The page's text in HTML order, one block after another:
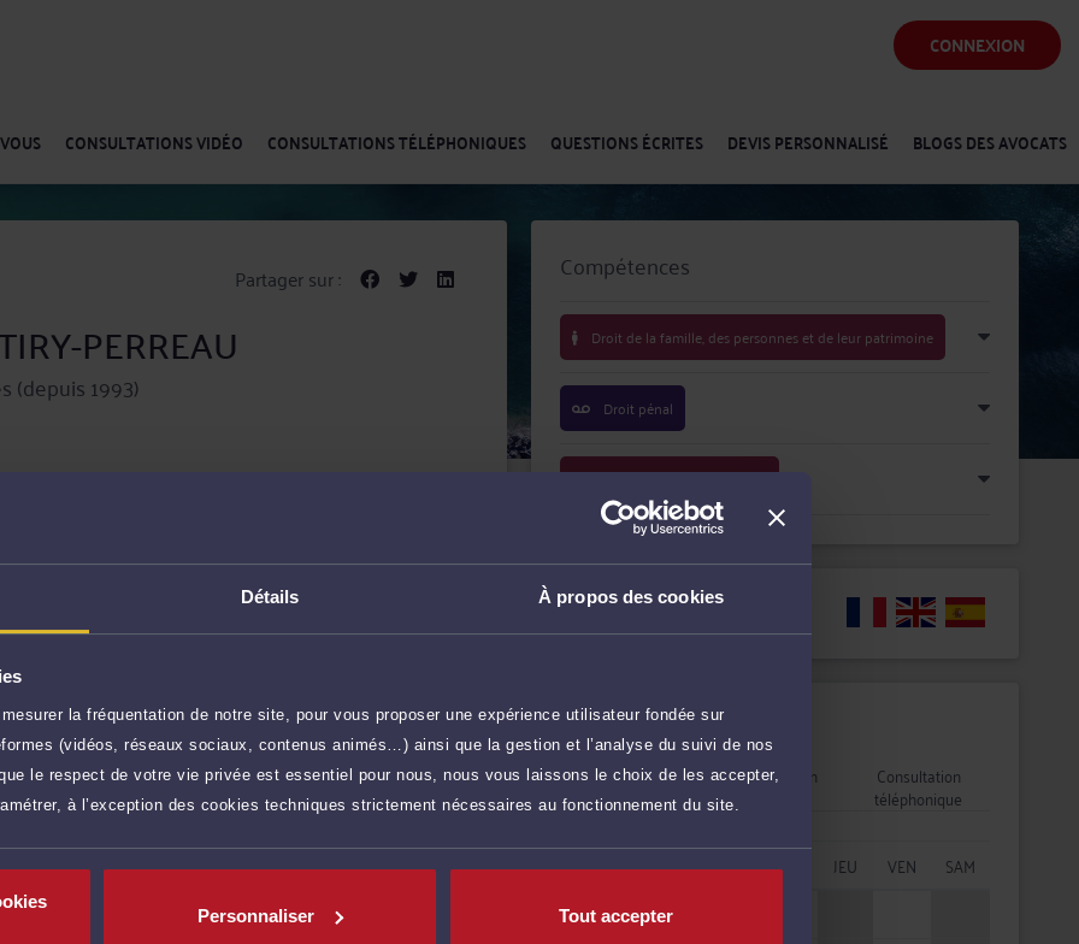
Détails À propos des cookies
la fréquentation de notre site, pour vous proposer une expérience utilisateur fondée sur
(vidéos, réseaux sociaux, contenus animés…) ainsi que la gestion et l’analyse du suivi de nos
le respect de votre vie privée est essentiel pour nous, nous vous laissons le choix de les accepter,
à l’exception des cookies techniques strictement nécessaires au fonctionnement du site.
Personnaliser Tout accepter
CONNEXION
CONSULTATIONS VIDÉO CONSULTATIONS TÉLÉPHONIQUES QUESTIONS ÉCRITES DEVIS PERSONNALISÉ BLOGS DES AVOCATS
Partager sur :
PERREAU
(depuis 1993)
en tant qu'avocat en Droit de la famille, des personnes
en amont des conflits, et comme avocat chargé
à l'écoute et au dialogue, et vous aide à
juridique.
plus
90 € TTC Prendre RDV
90 €TTC Prendre RDV
Compétences
Droit de la famille, des personnes et de leur patrimoine
Droit pénal
Droit du dommage corporel
Langues
Disponibilités
Rendez-vous
cabinet
Consultation Consultation
téléphonique
HORAIRES LUN MAR MER JEU VEN
SAM
08h - 10h